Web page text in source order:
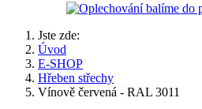
Jste zde:
Úvod
E-SHOP
Hřeben střechy
Vínově červená - RAL 3011